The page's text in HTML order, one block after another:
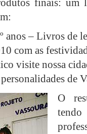
finais: um
anos – Livros de
com as
visite nossa
de
O